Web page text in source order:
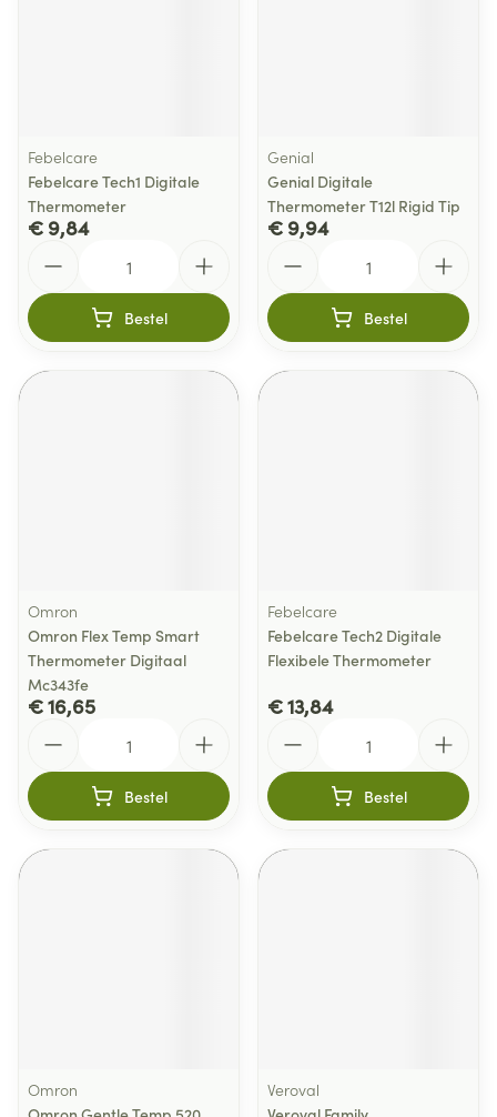
Febelcare
Febelcare Tech1 Digitale
Thermometer
€ 9,84
Bestel
Genial
Genial Digitale
Thermometer T12l Rigid Tip
€ 9,94
Bestel
Omron
Omron Flex Temp Smart
Thermometer Digitaal
Mc343fe
€ 16,65
Bestel
Febelcare
Febelcare Tech2 Digitale
Flexibele Thermometer
€ 13,84
Bestel
Omron
Veroval